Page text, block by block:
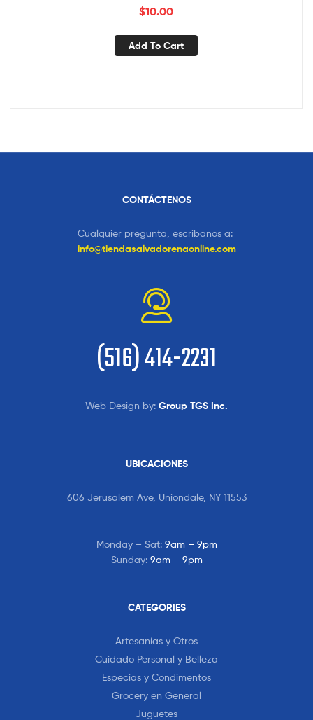
$10.00
Add To Cart
CONTÁCTENOS
Cualquier pregunta, escribanos a:
info@tiendasalvadorenaonline.com
(516) 414-2231
Web Design by: Group TGS Inc.
UBICACIONES
606 Jerusalem Ave, Uniondale, NY 11553
Monday – Sat: 9am – 9pm
Sunday: 9am – 9pm
CATEGORIES
Artesanías y Otros
Cuidado Personal y Belleza
Especias y Condimentos
Grocery en General
Juguetes